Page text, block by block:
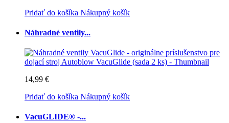
Pridať do košíka Nákupný košík
Náhradné ventily...
14,99 €
Pridať do košíka Nákupný košík
VacuGLIDE® -...